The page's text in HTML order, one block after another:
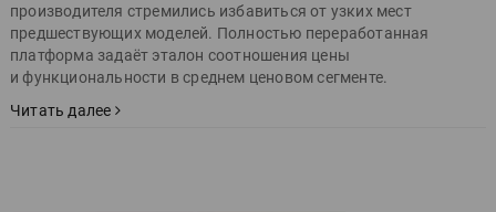
производителя стремились избавиться от узких мест
предшествующих моделей. Полностью переработанная
платформа задаёт эталон соотношения цены
и функциональности в среднем ценовом сегменте.
Читать далее